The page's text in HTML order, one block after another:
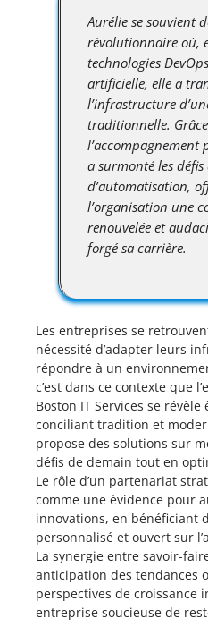
Aurélie se souvient
révolutionnaire où,
technologies
artificielle, elle a
l’infrastructure
traditionnelle.
l’accompagnement
a surmonté les
d’automatisation,
l’organisation une
renouvelée et
forgé sa carrière.
Les entreprises se
nécessité d’adapter leurs
répondre à un
c’est dans ce contexte que
Boston IT Services se
conciliant tradition et
propose des solutions sur
défis de demain tout en
Le rôle d’un partenariat
comme une évidence pour
innovations, en bénéficiant
personnalisé et ouvert sur
La synergie entre savoir-
anticipation des tendances
perspectives de croissance
entreprise soucieuse de